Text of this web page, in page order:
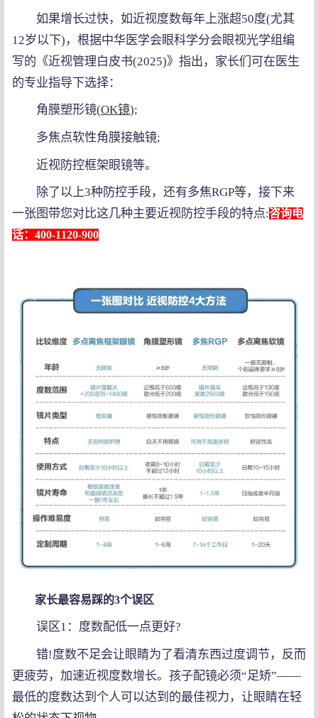
如果增长过快，如近视度数每年上涨超50度(尤其
12岁以下)，根据中华医学会眼科学分会眼视光学组编
写的《近视管理白皮书(2025)》指出，家长们可在医生
的专业指导下选择：
角膜塑形镜(OK镜);
多焦点软性角膜接触镜;
近视防控框架眼镜等。
除了以上3种防控手段，还有多焦RGP等，接下来
一张图带您对比这几种主要近视防控手段的特点:咨询电
话：400-1120-900
家长最容易踩的3个误区
误区1：度数配低一点更好?
错!度数不足会让眼睛为了看清东西过度调节，反而
更疲劳，加速近视度数增长。孩子配镜必须“足矫”——
最低的度数达到个人可以达到的最佳视力，让眼睛在轻